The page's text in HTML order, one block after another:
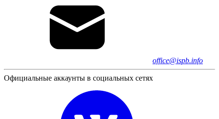
office@ispb.info
Официальные аккаунты в социальных сетях